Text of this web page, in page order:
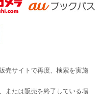
売サイトで再度、検索を実施
または販売を終了している場